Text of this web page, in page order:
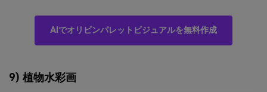
AIでオリビンパレットビジュアルを無料作成
9) 植物水彩画